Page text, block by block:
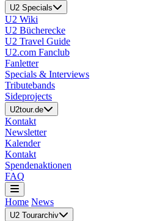
U2 Specials
U2 Wiki
U2 Bücherecke
U2 Travel Guide
U2.com Fanclub
Fanletter
Specials & Interviews
Tributebands
Sideprojects
U2tour.de
Kontakt
Newsletter
Kalender
Kontakt
Spendenaktionen
FAQ
Home News
U2 Tourarchiv